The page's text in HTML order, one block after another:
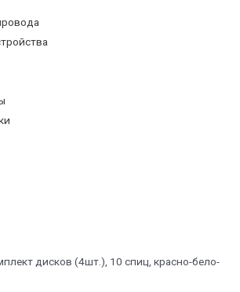
дисков (4шт.), 10 спиц, красно-бело-